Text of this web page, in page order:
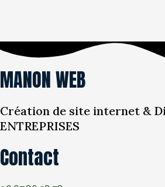
MANON WEB
Création de site internet &
ENTREPRISES
Contact